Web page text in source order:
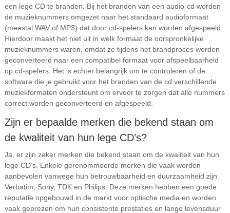
een lege CD te branden. Bij het branden van een audio-cd worden
de muzieknummers omgezet naar het standaard audioformaat
(meestal WAV of MP3) dat door cd-spelers kan worden afgespeeld.
Hierdoor maakt het niet uit in welk formaat de oorspronkelijke
muzieknummers waren, omdat ze tijdens het brandproces worden
geconverteerd naar een compatibel formaat voor afspeelbaarheid
op cd-spelers. Het is echter belangrijk om te controleren of de
software die je gebruikt voor het branden van de cd verschillende
muziekformaten ondersteunt om ervoor te zorgen dat alle nummers
correct worden geconverteerd en afgespeeld.
Zijn er bepaalde merken die bekend staan om
de kwaliteit van hun lege CD’s?
Ja, er zijn zeker merken die bekend staan om de kwaliteit van hun
lege CD’s. Enkele gerenommeerde merken die vaak worden
aanbevolen vanwege hun betrouwbaarheid en duurzaamheid zijn
Verbatim, Sony, TDK en Philips. Deze merken hebben een goede
reputatie opgebouwd in de markt voor optische media en worden
vaak geprezen om hun consistente prestaties en lange levensduur